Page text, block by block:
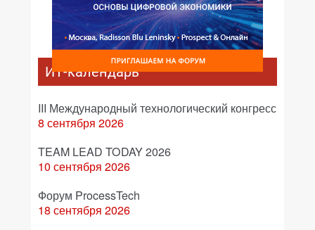
ИТ-календарь
III Международный технологический конгресс
8 сентября 2026
TEAM LEAD TODAY 2026
10 сентября 2026
Форум ProcessTech
18 сентября 2026